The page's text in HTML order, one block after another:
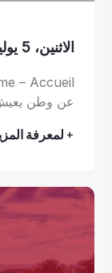
الاثنين، 5 يوليو 2010
عن وطن
+ لمعرفة